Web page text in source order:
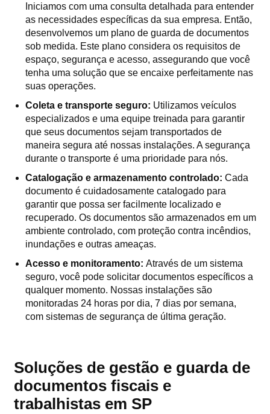
Iniciamos com uma consulta detalhada para entender
as necessidades específicas da sua empresa. Então,
desenvolvemos um plano de guarda de documentos
sob medida. Este plano considera os requisitos de
espaço, segurança e acesso, assegurando que você
tenha uma solução que se encaixe perfeitamente nas
suas operações.
Coleta e transporte seguro: Utilizamos veículos
especializados e uma equipe treinada para garantir
que seus documentos sejam transportados de
maneira segura até nossas instalações. A segurança
durante o transporte é uma prioridade para nós.
Catalogação e armazenamento controlado: Cada
documento é cuidadosamente catalogado para
garantir que possa ser facilmente localizado e
recuperado. Os documentos são armazenados em um
ambiente controlado, com proteção contra incêndios,
inundações e outras ameaças.
Acesso e monitoramento: Através de um sistema
seguro, você pode solicitar documentos específicos a
qualquer momento. Nossas instalações são
monitoradas 24 horas por dia, 7 dias por semana,
com sistemas de segurança de última geração.
Soluções de gestão e guarda de
documentos fiscais e
trabalhistas em SP